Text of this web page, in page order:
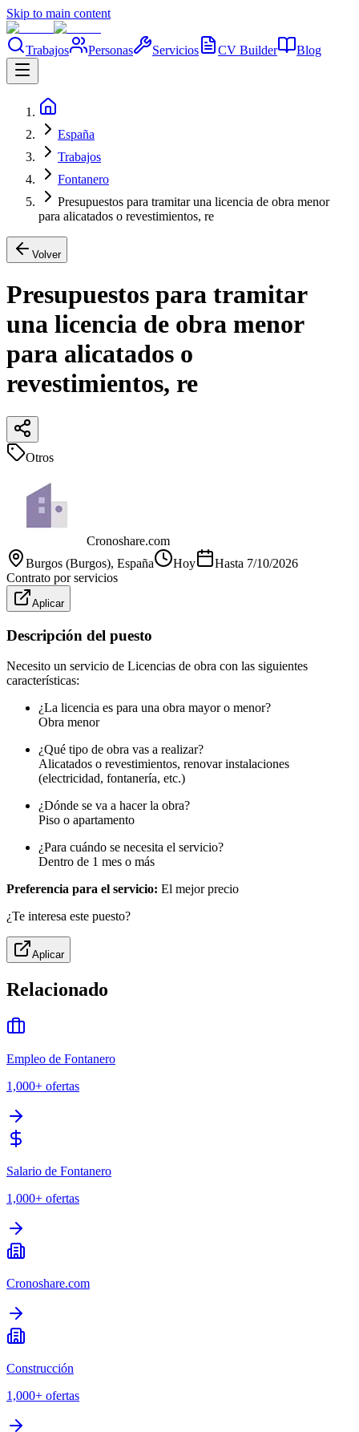
Skip to main content
Trabajos Personas Servicios CV Builder Blog
España
Trabajos
Fontanero
Presupuestos para tramitar una licencia de obra menor
para alicatados o revestimientos, re
Volver
Presupuestos para tramitar
una licencia de obra menor
para alicatados o
revestimientos, re
Otros
Cronoshare.com
Burgos (Burgos), España Hoy Hasta 7/10/2026
Contrato por servicios
Aplicar
Descripción del puesto
Necesito un servicio de Licencias de obra con las siguientes
características:
¿La licencia es para una obra mayor o menor?
Obra menor
¿Qué tipo de obra vas a realizar?
Alicatados o revestimientos, renovar instalaciones
(electricidad, fontanería, etc.)
¿Dónde se va a hacer la obra?
Piso o apartamento
¿Para cuándo se necesita el servicio?
Dentro de 1 mes o más
Preferencia para el servicio: El mejor precio
¿Te interesa este puesto?
Aplicar
Relacionado
Empleo de Fontanero
1,000+ ofertas
Salario de Fontanero
1,000+ ofertas
Cronoshare.com
Construcción
1,000+ ofertas